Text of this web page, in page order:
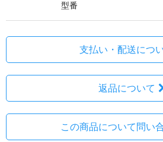
型番
支払い・配送につ
返品について
この商品について問い